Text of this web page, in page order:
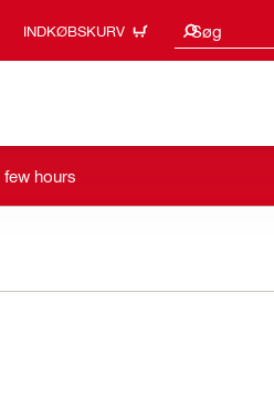
INDKØBSKURV Søg
Søgeresultater
hours